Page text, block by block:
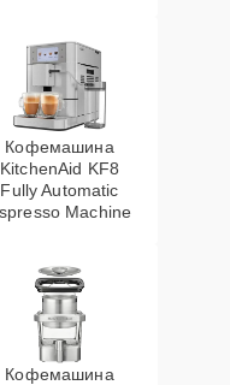
Кофемашина
KitchenAid KF8
Fully Automatic
Machine
Кофемашина